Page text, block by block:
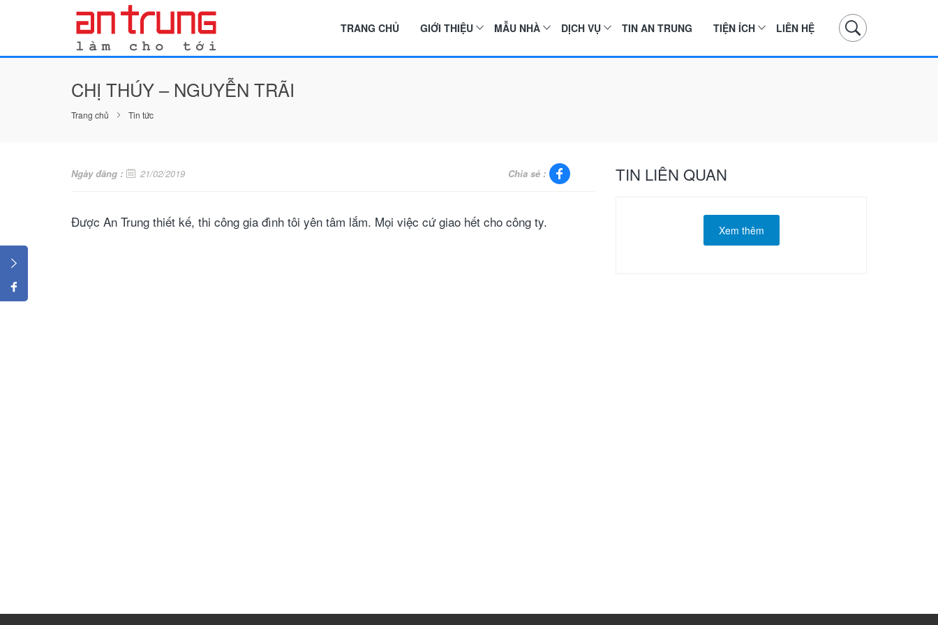
TRANG CHỦ GIỚI THIỆU MẪU NHÀ DỊCH VỤ TIN AN TRUNG TIỆN ÍCH LIÊN HỆ
CHỊ THÚY – NGUYỄN TRÃI
Trang chủ Tin tức
Ngày đăng : 21/02/2019 Chia sẻ :
Được An Trung thiết kế, thi công gia đình tôi yên tâm lắm. Mọi việc cứ giao hết cho công ty.
TIN LIÊN QUAN
Xem thêm